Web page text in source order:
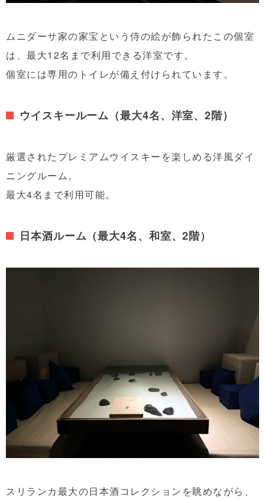
ムニダーサ家の家宝という侍の絵が飾られたこの個室
は、最大12名まで利用できる洋室です。
個室には専用のトイレが備え付けられています。
ウイスキールーム（最大4名、洋室、2階）
厳選されたプレミアムウイスキーを楽しめる洋風ダイ
ニングルーム。
最大4名まで利用可能。
日本酒ルーム（最大4名、和室、2階）
スリランカ最大の日本酒コレクションを眺めながら、